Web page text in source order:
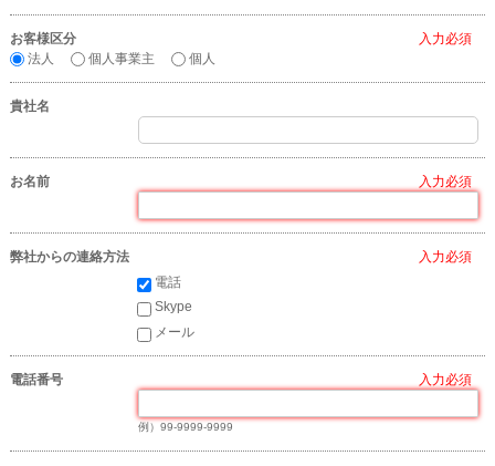
お客様区分
法人
個人事業主 個人
貴社名
お名前
弊社からの連絡方法
電話
Skype
メール
電話番号
例）99-9999-9999